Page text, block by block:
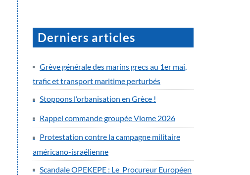
Derniers articles
Grève générale des marins grecs au 1er mai,
trafic et transport maritime perturbés
Stoppons l’orbanisation en Grèce !
Rappel commande groupée Viome 2026
Protestation contre la campagne militaire
américano-israélienne
Scandale OPEKEPE : Le Procureur Européen